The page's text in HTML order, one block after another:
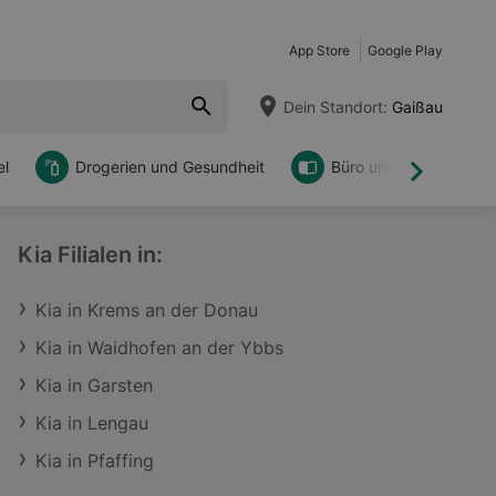
App Store Google Play
Dein Standort: Gaißau
Weiter
Drogerien und Gesundheit Büro und DIY
Kia Filialen in:
Kia in Krems an der Donau
Kia in Waidhofen an der Ybbs
Kia in Garsten
Kia in Lengau
Kia in Pfaffing